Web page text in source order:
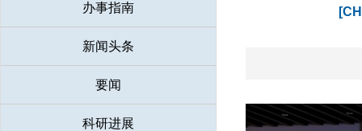
办事指南
新闻头条
要闻
科研进展